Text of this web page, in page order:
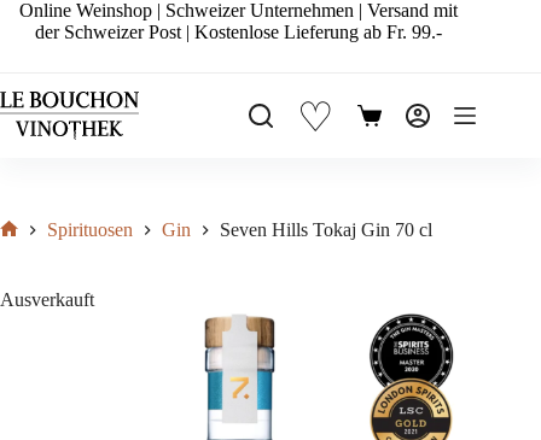
Zum
Inhalt
Online Weinshop | Schweizer Unternehmen | Versand mit
der Schweizer Post | Kostenlose Lieferung ab Fr. 99.-
♡ Warenkorb
Spirituosen Gin Seven Hills Tokaj Gin 70 cl